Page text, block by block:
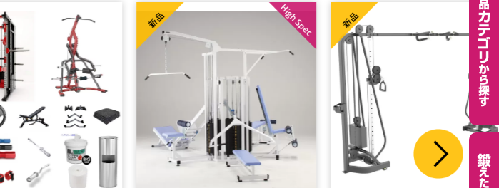
High Spec
新品 新品